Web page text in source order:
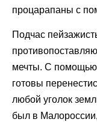
процарапаны с
Подчас
мечты. С помощью
готовы
любой уголок
был в